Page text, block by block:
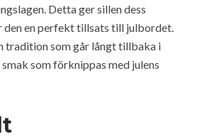
Detta ger sillen dess
den en perfekt tillsats till julbordet.
tradition som går långt tillbaka i
som förknippas med julens